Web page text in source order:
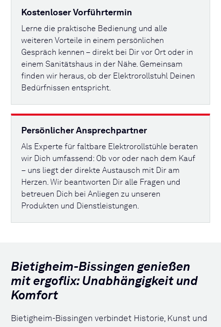
Kostenloser Vorführtermin
Lerne die praktische Bedienung und alle
weiteren Vorteile in einem persönlichen
Gespräch kennen – direkt bei Dir vor Ort oder in
einem Sanitätshaus in der Nähe. Gemeinsam
finden wir heraus, ob der Elektrorollstuhl Deinen
Bedürfnissen entspricht.
Persönlicher Ansprechpartner
Als Experte für faltbare Elektrorollstühle beraten
wir Dich umfassend: Ob vor oder nach dem Kauf
– uns liegt der direkte Austausch mit Dir am
Herzen. Wir beantworten Dir alle Fragen und
betreuen Dich bei Anliegen zu unseren
Produkten und Dienstleistungen.
Bietigheim-Bissingen genießen
mit ergoflix: Unabhängigkeit und
Komfort
Bietigheim-Bissingen verbindet Historie, Kunst und